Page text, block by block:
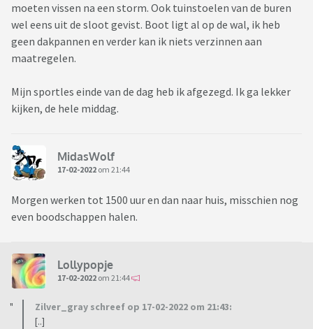
moeten vissen na een storm. Ook tuinstoelen van de buren
wel eens uit de sloot gevist. Boot ligt al op de wal, ik heb
geen dakpannen en verder kan ik niets verzinnen aan
maatregelen.
Mijn sportles einde van de dag heb ik afgezegd. Ik ga lekker
kijken, de hele middag.
MidasWolf
17-02-2022 om 21:44
Morgen werken tot 1500 uur en dan naar huis, misschien nog
even boodschappen halen.
Lollypopje
17-02-2022 om 21:44
Zilver_gray schreef op 17-02-2022 om 21:43:
[..]